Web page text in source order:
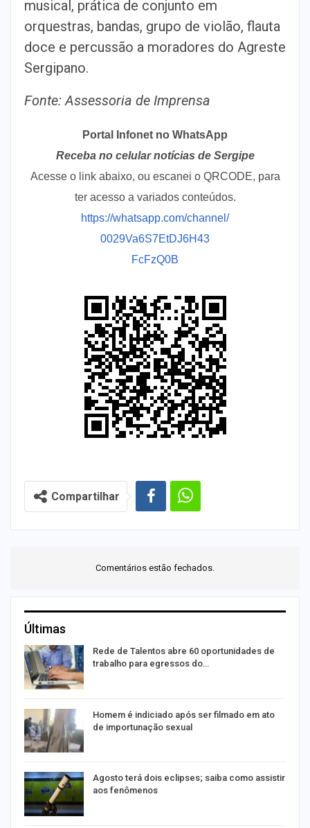
musical, prática de conjunto em
orquestras, bandas, grupo de violão, flauta
doce e percussão a moradores do Agreste
Sergipano.
Fonte: Assessoria de Imprensa
Portal Infonet no WhatsApp
Receba no celular notícias de Sergipe
Acesse o link abaixo, ou escanei o QRCODE, para
ter acesso a variados conteúdos.
https://whatsapp.com/channel/
0029Va6S7EtDJ6H43
FcFzQ0B
Compartilhar
Comentários estão fechados.
Últimas
Rede de Talentos abre 60 oportunidades de
trabalho para egressos do…
Homem é indiciado após ser filmado em ato
de importunação sexual
Agosto terá dois eclipses; saiba como assistir
aos fenômenos